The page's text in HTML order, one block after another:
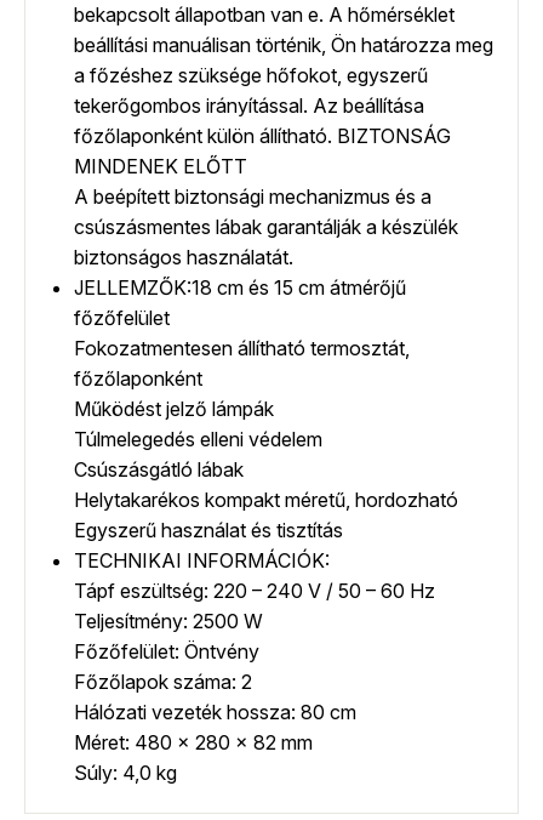
bekapcsolt állapotban van e. A hőmérséklet
beállítási manuálisan történik, Ön határozza meg
a főzéshez szüksége hőfokot, egyszerű
tekerőgombos irányítással. Az beállítása
főzőlaponként külön állítható. BIZTONSÁG
MINDENEK ELŐTT
A beépített biztonsági mechanizmus és a
csúszásmentes lábak garantálják a készülék
biztonságos használatát.
JELLEMZŐK:18 cm és 15 cm átmérőjű
főzőfelület
Fokozatmentesen állítható termosztát,
főzőlaponként
Működést jelző lámpák
Túlmelegedés elleni védelem
Csúszásgátló lábak
Helytakarékos kompakt méretű, hordozható
Egyszerű használat és tisztítás
TECHNIKAI INFORMÁCIÓK:
Tápf eszültség: 220 – 240 V / 50 – 60 Hz
Teljesítmény: 2500 W
Főzőfelület: Öntvény
Főzőlapok száma: 2
Hálózati vezeték hossza: 80 cm
Méret: 480 x 280 x 82 mm
Súly: 4,0 kg